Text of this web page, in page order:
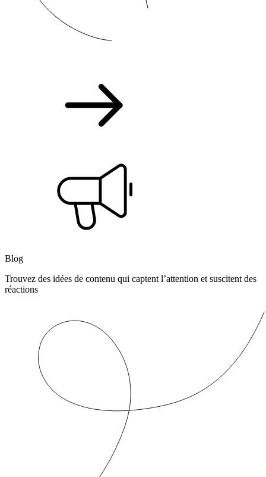
Blog
Trouvez des idées de contenu qui captent l’attention et suscitent des
réactions